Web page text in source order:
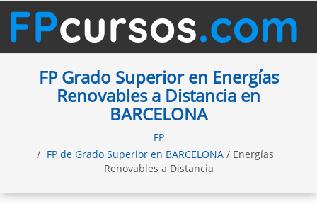
FP Grado Superior en Energías
Renovables a Distancia en
BARCELONA
FP
FP de Grado Superior en BARCELONA/ Energías
Renovables a Distancia